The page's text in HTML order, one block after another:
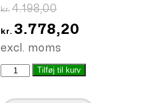
kr. 4.198,00Den
oprindelige
kr.4.198,00.
kr. 3.778,20
er:
excl. moms
MassivTilføj til kurv